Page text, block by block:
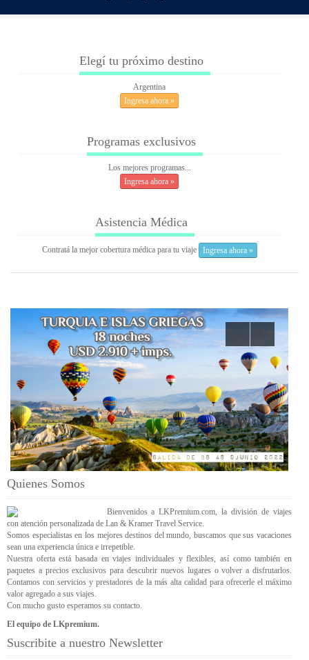
Elegí tu próximo destino
Argentina
Ingresa ahora »
Programas exclusivos
Los mejores programas...
Ingresa ahora »
Asistencia Médica
Contratá la mejor cobertura médica para tu viaje Ingresa ahora »
Quienes Somos
Bienvenidos a LKPremium.com, la división de viajes
con atención personalizada de Lan & Kramer Travel Service.
Somos especialistas en los mejores destinos del mundo, buscamos que sus vacaciones
sean una experiencia única e irrepetible.
Nuestra oferta está basada en viajes individuales y flexibles, así como también en
paquetes a precios exclusivos para descubrir nuevos lugares o volver a disfrutarlos.
Contamos con servicios y prestadores de la más alta calidad para ofrecerle el máximo
valor agregado a sus viajes.
Con mucho gusto esperamos su contacto.
El equipo de LKpremium.
Suscribite a nuestro Newsletter